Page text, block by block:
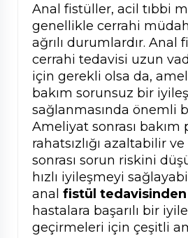
Anal fistüller, acil tıbbi
genellikle cerrahi
ağrılı durumlardır. Anal
cerrahi tedavisi uzun
için gerekli olsa da,
bakım sorunsuz bir
sağlanmasında önemli
Ameliyat sonrası bakım
rahatsızlığı azaltabilir
sonrası sorun riskini
hızlı iyileşmeyi
anal fistül tedavisinden
hastalara başarılı bir
geçirmeleri için çeşitli